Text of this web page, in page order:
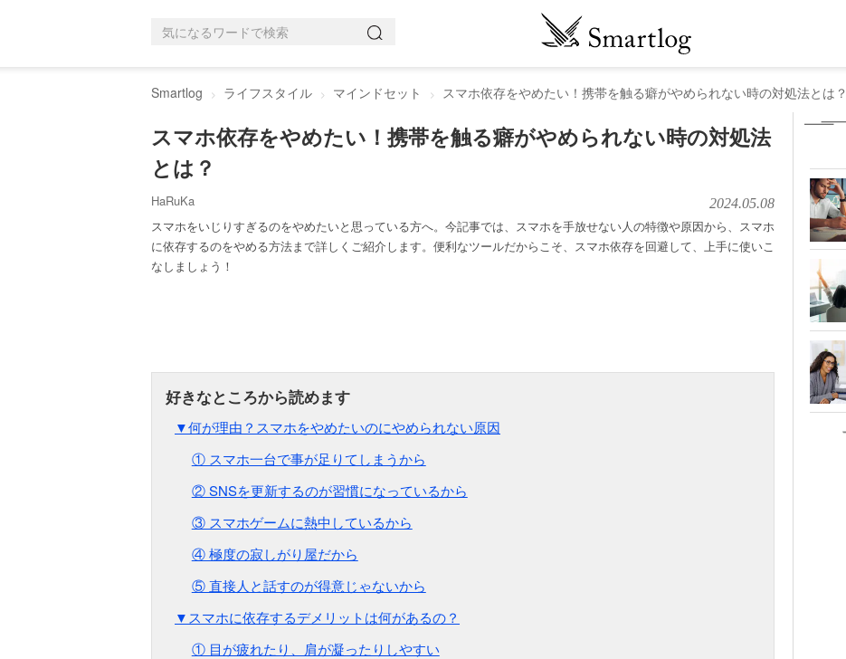
Smartlog ライフスタイル マインドセット スマホ依存をやめたい！携帯を触る癖がやめられない時の対処法とは？
スマホ依存をやめたい！携帯を触る癖がやめられない時の対処法
とは？
HaRuKa 2024.05.08
スマホをいじりすぎるのをやめたいと思っている方へ。今記事では、スマホを手放せない人の特徴や原因から、スマホ
に依存するのをやめる方法まで詳しくご紹介します。便利なツールだからこそ、スマホ依存を回避して、上手に使いこ
なしましょう！
▼何が理由？スマホをやめたいのにやめられない原因
① スマホ一台で事が足りてしまうから
② SNSを更新するのが習慣になっているから
③ スマホゲームに熱中しているから
④ 極度の寂しがり屋だから
⑤ 直接人と話すのが得意じゃないから
▼スマホに依存するデメリットは何があるの？
① 目が疲れたり、肩が凝ったりしやすい